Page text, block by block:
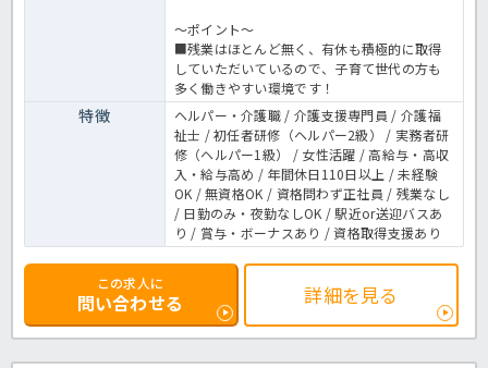
～ポイント～
■残業はほとんど無く、有休も積極的に取得
していただいているので、子育て世代の方も
多く働きやすい環境です！
特徴
ヘルパー・介護職 / 介護支援専門員 / 介護福
祉士 / 初任者研修（ヘルパー2級） / 実務者研
修（ヘルパー1級） / 女性活躍 / 高給与・高収
入・給与高め / 年間休日110日以上 / 未経験
OK / 無資格OK / 資格問わず正社員 / 残業なし
/ 日勤のみ・夜勤なしOK / 駅近or送迎バスあ
り / 賞与・ボーナスあり / 資格取得支援あり
この求人に
問い合わせる 詳細を見る